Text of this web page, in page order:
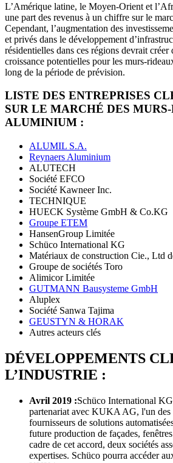
L’Amérique latine, le Moyen-Orient et
une part des revenus à un chiffre sur le
Cependant, l’augmentation des
et privés dans le développement
résidentielles dans ces régions devrait créer
croissance potentielles pour les murs-
long de la période de prévision.
LISTE DES ENTREPRISES
SUR LE MARCHÉ DES
ALUMINIUM :
ALUMIL S.A.
Reynaers Aluminium
ALUTECH
Société EFCO
Société Kawneer Inc.
TECHNIQUE
HUECK Système GmbH & Co.KG
Groupe ETEM
HansenGroup Limitée
Schüco International KG
Matériaux de construction Cie., Ltd
Groupe de sociétés Toro
Alimicor Limitée
GUTMANN Bausysteme GmbH
Aluplex
Société Sanwa Tajima
GEUSTYN & HORAK
Autres acteurs clés
DÉVELOPPEMENTS
L’INDUSTRIE :
Avril 2019 :Schüco International
partenariat avec KUKA AG, l'un
fournisseurs de solutions
future production de façades,
cadre de cet accord, deux sociétés
expertises. Schüco pourra accéder